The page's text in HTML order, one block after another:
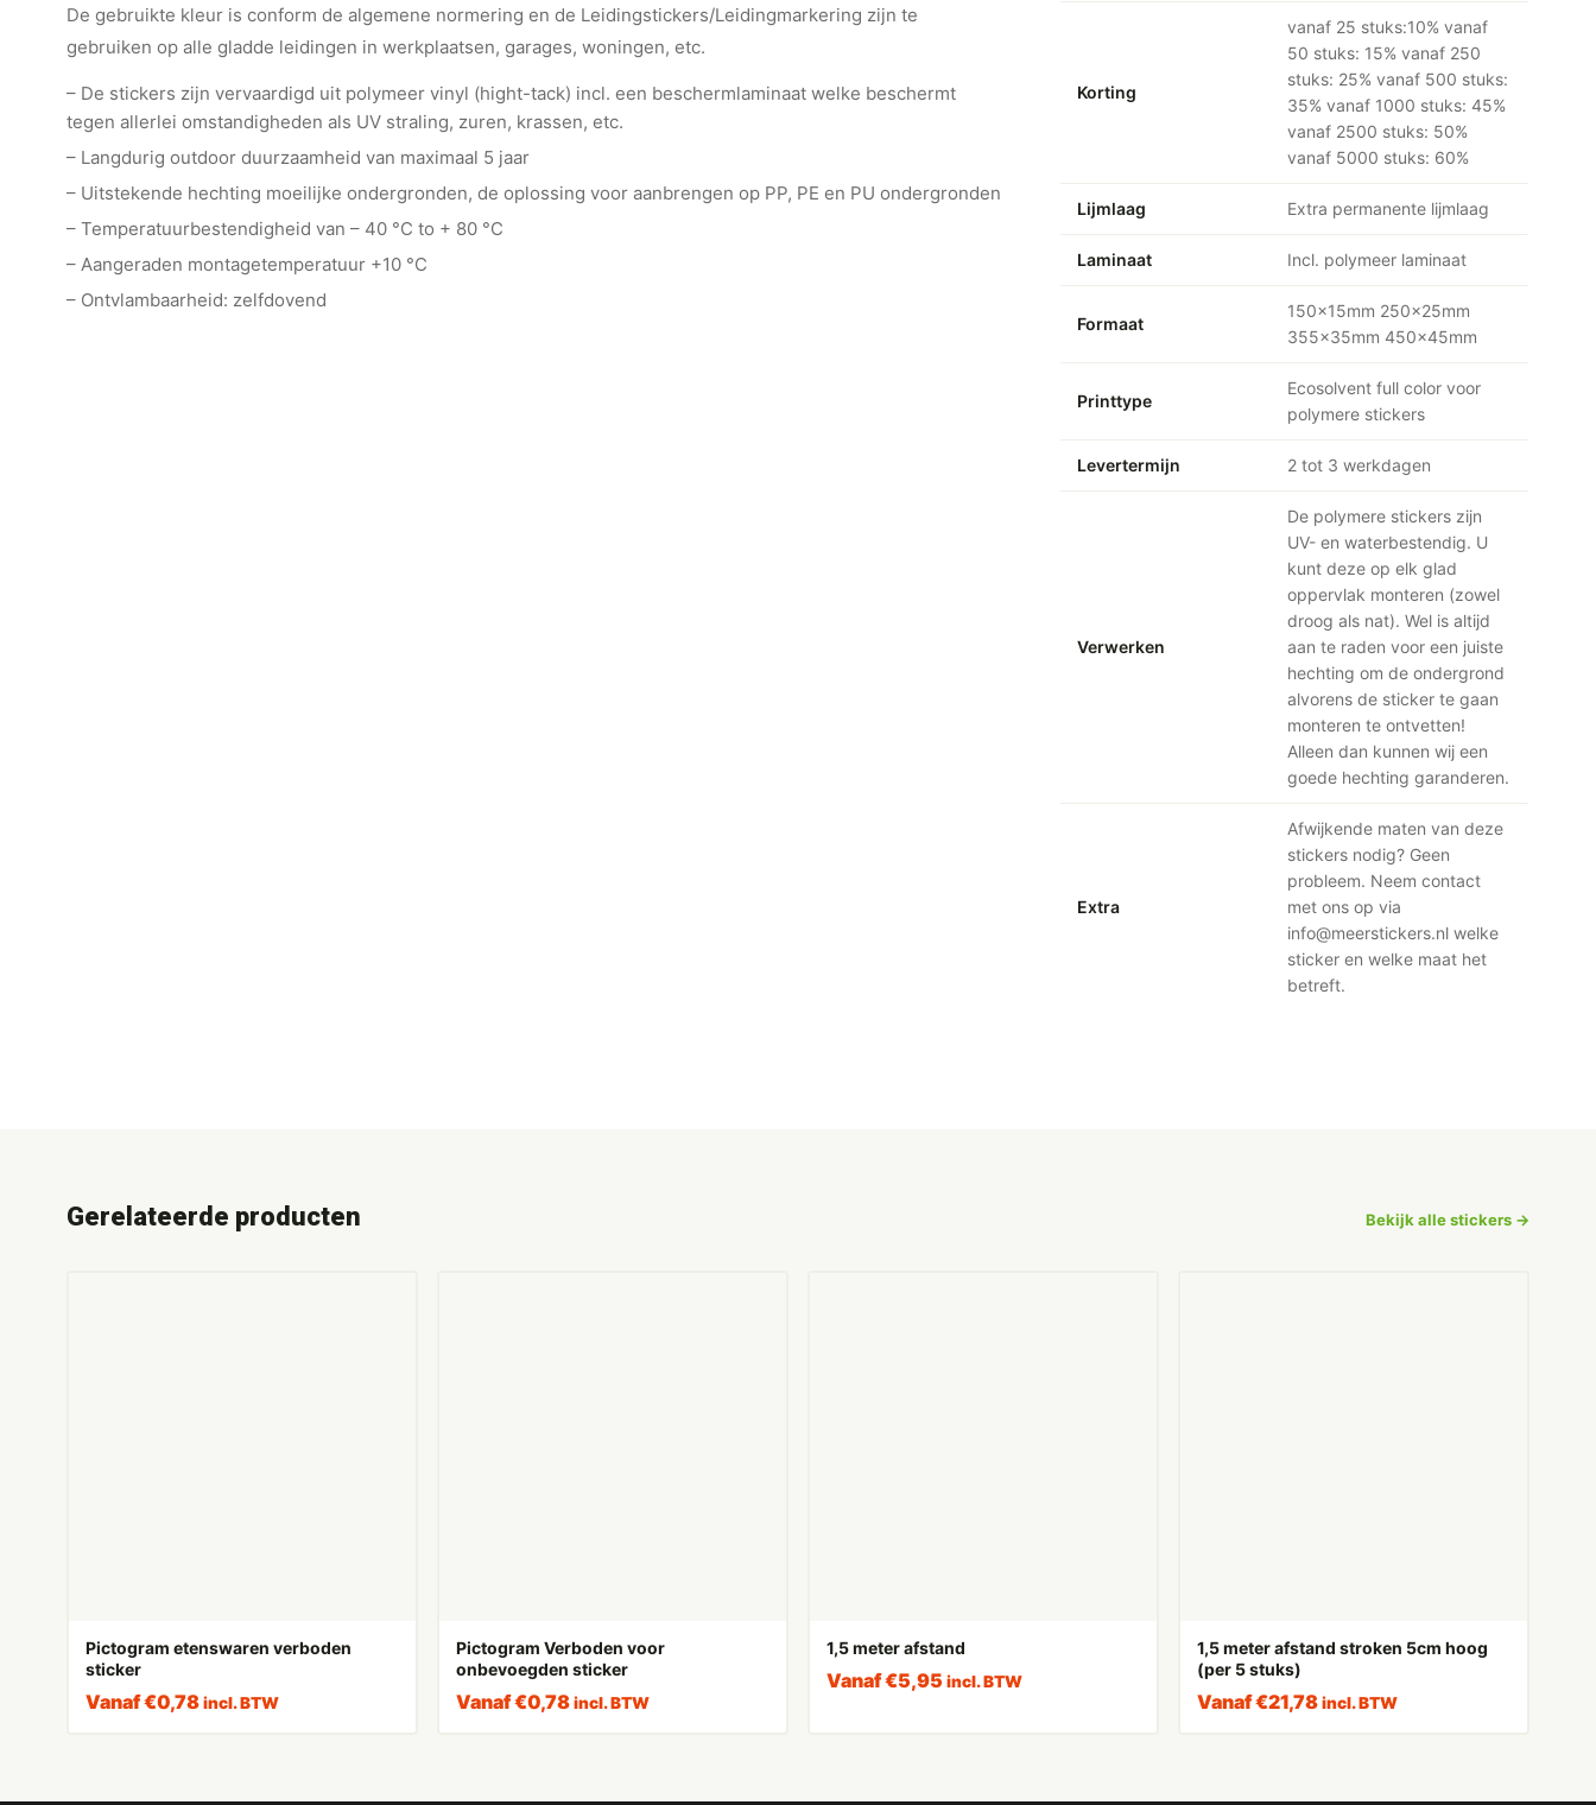
De gebruikte kleur is conform de algemene normering en de Leidingstickers/Leidingmarkering zijn te
gebruiken op alle gladde leidingen in werkplaatsen, garages, woningen, etc.
– De stickers zijn vervaardigd uit polymeer vinyl (hight-tack) incl. een beschermlaminaat welke beschermt
tegen allerlei omstandigheden als UV straling, zuren, krassen, etc.
– Langdurig outdoor duurzaamheid van maximaal 5 jaar
– Uitstekende hechting moeilijke ondergronden, de oplossing voor aanbrengen op PP, PE en PU ondergronden
– Temperatuurbestendigheid van – 40 °C to + 80 °C
– Aangeraden montagetemperatuur +10 °C
– Ontvlambaarheid: zelfdovend
Korting
vanaf 25 stuks:10% vanaf
50 stuks: 15% vanaf 250
stuks: 25% vanaf 500 stuks:
35% vanaf 1000 stuks: 45%
vanaf 2500 stuks: 50%
vanaf 5000 stuks: 60%
Lijmlaag Extra permanente lijmlaag
Laminaat Incl. polymeer laminaat
Formaat
150x15mm 250x25mm
355x35mm 450x45mm
Printtype
Ecosolvent full color voor
polymere stickers
Levertermijn 2 tot 3 werkdagen
Verwerken
De polymere stickers zijn
UV- en waterbestendig. U
kunt deze op elk glad
oppervlak monteren (zowel
droog als nat). Wel is altijd
aan te raden voor een juiste
hechting om de ondergrond
alvorens de sticker te gaan
monteren te ontvetten!
Alleen dan kunnen wij een
goede hechting garanderen.
Extra
Afwijkende maten van deze
stickers nodig? Geen
probleem. Neem contact
met ons op via
info@meerstickers.nl welke
sticker en welke maat het
betreft.
Gerelateerde producten Bekijk alle stickers →
Pictogram etenswaren verboden
sticker
Vanaf€0,78 incl. BTW
Pictogram Verboden voor
onbevoegden sticker
Vanaf€0,78 incl. BTW
1,5 meter afstand
Vanaf€5,95 incl. BTW
1,5 meter afstand stroken 5cm hoog
(per 5 stuks)
Vanaf€21,78 incl. BTW